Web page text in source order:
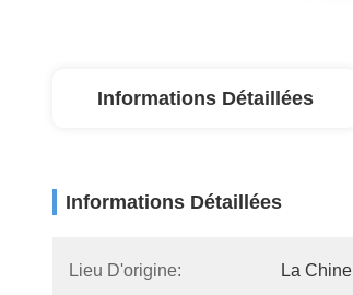
Informations Détaillées
Informations Détaillées
Lieu D'origine: La Chine